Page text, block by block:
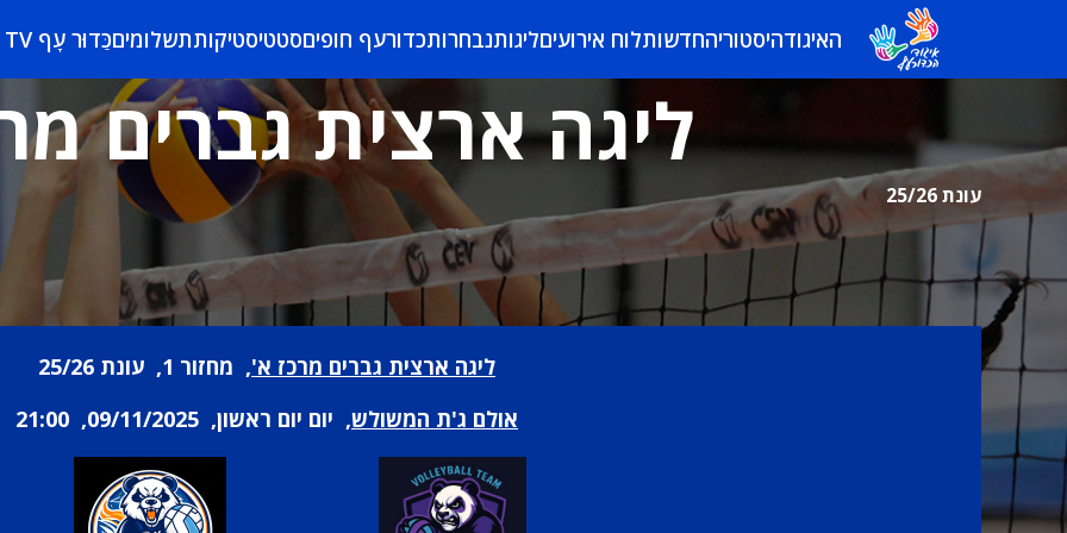
האיגודהיסטוריהחדשותלוח אירועיםליגותנבחרותכדורעף חופיםסטטיסטיקותתשלומיםכַּדוּר עָף TV
ליגה ארצית גברים
עונת 25/26
ליגה ארצית גברים מרכז א', מחזור 1, עונת 25/26
אולם ג'ת המשולש, יום יום ראשון, 09/11/2025, 21:00